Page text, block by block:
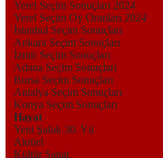
Yerel Seçim Sonuçları 2024
Yerel Seçim Oy Oranları 2024
İstanbul Seçim Sonuçları
Ankara Seçim Sonuçları
İzmir Seçim Sonuçları
Adana Seçim Sonuçları
Bursa Seçim Sonuçları
Antalya Seçim Sonuçları
Konya Seçim Sonuçları
Hayat
Yeni Şafak 30. Yıl
Aktüel
Kültür Sanat